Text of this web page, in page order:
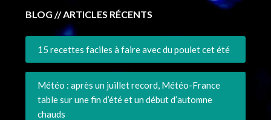
BLOG // ARTICLES RÉCENTS
15 recettes faciles à faire avec du poulet cet été
Météo : après un juillet record, Météo-France
table sur une fin d’été et un début d’automne
chauds